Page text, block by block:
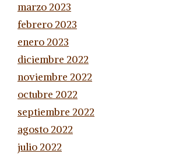
marzo 2023
febrero 2023
enero 2023
diciembre 2022
noviembre 2022
octubre 2022
septiembre 2022
agosto 2022
julio 2022